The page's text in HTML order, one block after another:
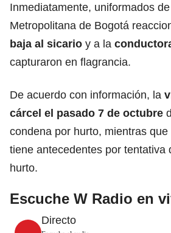
Inmediatamente, uniformados
Metropolitana de Bogotá
baja al sicario y a la
capturaron en flagrancia.
De acuerdo con información, la
cárcel el pasado 7 de octubre
condena por hurto, mientras
tiene antecedentes por tentativa
hurto.
Escuche W Radio en
Directo